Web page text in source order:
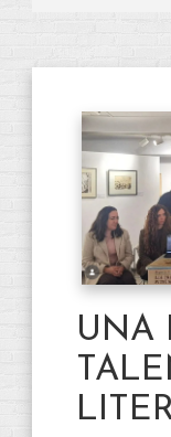
UNA